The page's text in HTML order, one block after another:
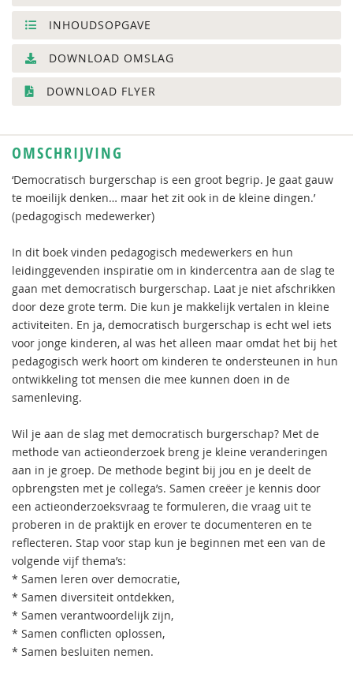
INHOUDSOPGAVE
DOWNLOAD OMSLAG
DOWNLOAD FLYER
OMSCHRIJVING
‘Democratisch burgerschap is een groot begrip. Je gaat gauw
te moeilijk denken… maar het zit ook in de kleine dingen.’
(pedagogisch medewerker)
In dit boek vinden pedagogisch medewerkers en hun
leidinggevenden inspiratie om in kindercentra aan de slag te
gaan met democratisch burgerschap. Laat je niet afschrikken
door deze grote term. Die kun je makkelijk vertalen in kleine
activiteiten. En ja, democratisch burgerschap is echt wel iets
voor jonge kinderen, al was het alleen maar omdat het bij het
pedagogisch werk hoort om kinderen te ondersteunen in hun
ontwikkeling tot mensen die mee kunnen doen in de
samenleving.
Wil je aan de slag met democratisch burgerschap? Met de
methode van actieonderzoek breng je kleine veranderingen
aan in je groep. De methode begint bij jou en je deelt de
opbrengsten met je collega’s. Samen creëer je kennis door
een actieonderzoeksvraag te formuleren, die vraag uit te
proberen in de praktijk en erover te documenteren en te
reflecteren. Stap voor stap kun je beginnen met een van de
volgende vijf thema’s:
* Samen leren over democratie,
* Samen diversiteit ontdekken,
* Samen verantwoordelijk zijn,
* Samen conflicten oplossen,
* Samen besluiten nemen.